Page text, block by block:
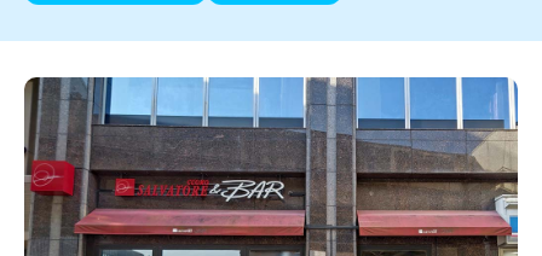
新潟市中央区 新潟市東区 新潟市西区
新潟市北区
新潟市南区
新潟市江南区 新潟市秋葉区
新潟市西蒲区
村上・関川
新発田・聖籠
胎内・粟島
三条・加茂・田上
五泉・阿賀野・阿賀
燕・弥彦
長岡・見附
小千谷・十日町・津南
魚沼・南魚沼・湯沢
柏崎・刈羽・出雲崎
上越・妙高・糸魚川
ご当地グルメ 食べ歩き テイクアウト
季節・期間限定
カフェ
居酒屋・バー 焼肉
パスタ
パン・ベーカリー
タレカツ・豚カツ
デカ盛り・大盛り
旨辛・激辛
定食・町定食 海鮮・鮨
そば・うどん
日本酒・新潟清酒
ワイン・クラフトビール
ケーキ・パフェ
ビアガーデン・暑気払い
セミナー・講演会 子ども向け 花火大会
入場無料
住宅展示場
完成見学会 学生スポーツ アルビレックス
観光スポット
温泉・入浴 ホテル
リラクゼーション・整体
スキー場
リユース・買取
病院・クリニック
イオンモール
ラブラ万代・ラブラ2
ビルボードプレイスBP
新潟伊勢丹
ピア万代
リバーサイド千秋
パティオPATIO
冠婚葬祭
習い事・塾 通販・EC イベント
求人
官公庁・自治体
新潟市 チラシ
長岡・見附 チラシ
上越・妙高・糸魚川 チラシ
注目 チラシ
週末セール
火曜セール
オープン・リニューアルセール
周年祭・感謝祭セール
年末・初売りセール